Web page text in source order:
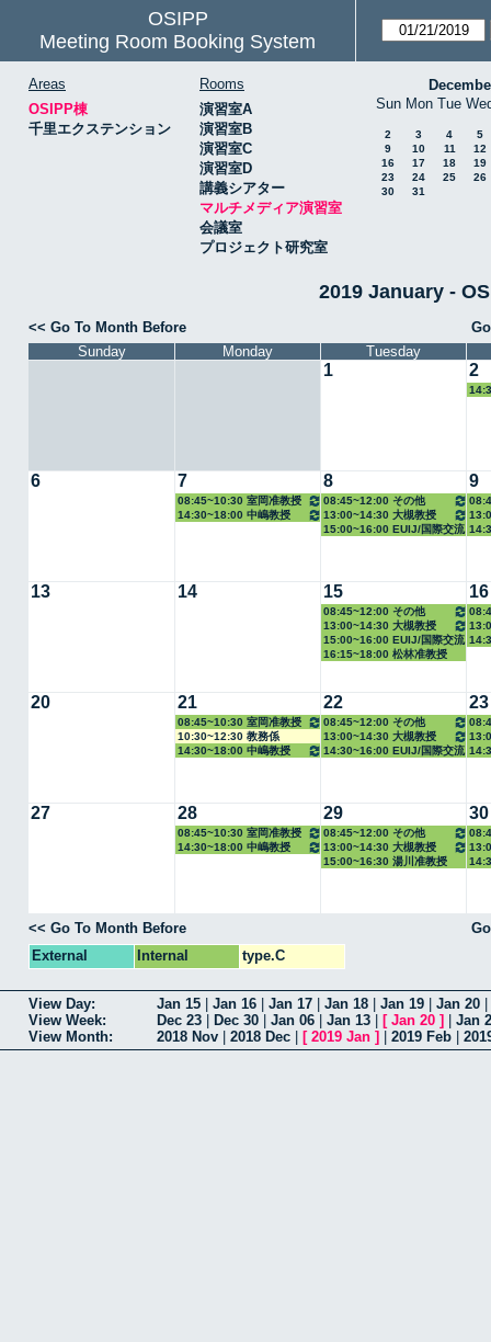
OSIPP
Meeting Room Booking System
Areas
OSIPP棟
千里エクステンション
Rooms
演習室A
演習室B
演習室C
演習室D
講義シアター
マルチメディア演習室
会議室
プロジェクト研究室
Sun Mon Tue
2 3 4
5
9
10 11
12
16
17 18
19
23
24 25
26
30
31
2019 January -
<< Go To Month Before
Sunday
Monday Tuesday
1 2
6 7
08:45~10:30 室岡准教授
14:30~18:00 中嶋教授
8
08:45~12:00 その他
13:00~14:30 大槻教授
15:00~16:00 EUIJ/国際交流
9
13 14 15
08:45~12:00 その他
13:00~14:30 大槻教授
15:00~16:00 EUIJ/国際交流
室
16:15~18:00 松林准教授
16
20 21
08:45~10:30 室岡准教授
10:30~12:30 教務係
14:30~18:00 中嶋教授
22
08:45~12:00 その他
13:00~14:30 大槻教授
14:30~16:00 EUIJ/国際交流
23
27 28
08:45~10:30 室岡准教授
14:30~18:00 中嶋教授
29
08:45~12:00 その他
13:00~14:30 大槻教授
15:00~16:30 湯川准教授
30
<< Go To Month Before
External
Internal type.C
View Day: Jan 15 Jan 16 Jan 17 Jan 18 Jan 19 Jan 20
View Week:
Dec 23 Dec 30 Jan 06 Jan 13 [ Jan 20 ]
Jan
View Month:
2018 Nov 2018 Dec [ 2019 Jan ] 2019 Feb